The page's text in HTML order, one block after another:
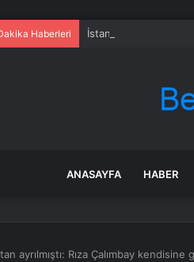
Haberleri İstanbul’da trafik var
ANASAYFA HABER
ayrılmıştı: Rıza Çalımbay kendisine